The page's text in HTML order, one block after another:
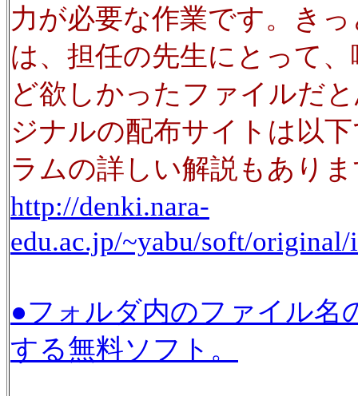
力が必要な作業です。き
は、担任の先生にとって
ど欲しかったファイルだ
ジナルの配布サイトは以
ラムの詳しい解説もあり
http://denki.nara-
edu.ac.jp/~yabu/soft/
●フォルダ内のファイル名
する無料ソフト。